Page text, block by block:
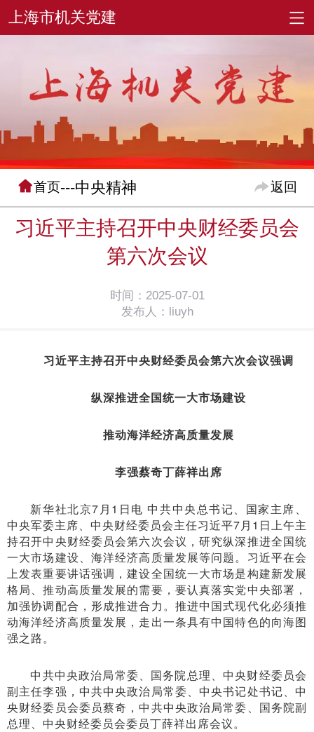
首页---中央精神 返回
习近平主持召开中央财经委员会
第六次会议
时间：2025-07-01
发布人：liuyh
习近平主持召开中央财经委员会第六次会议强调
纵深推进全国统一大市场建设
推动海洋经济高质量发展
李强蔡奇丁薛祥出席
新华社北京7月1日电 中共中央总书记、国家主席、
中央军委主席、中央财经委员会主任习近平7月1日上午主
持召开中央财经委员会第六次会议，研究纵深推进全国统
一大市场建设、海洋经济高质量发展等问题。习近平在会
上发表重要讲话强调，建设全国统一大市场是构建新发展
格局、推动高质量发展的需要，要认真落实党中央部署，
加强协调配合，形成推进合力。推进中国式现代化必须推
动海洋经济高质量发展，走出一条具有中国特色的向海图
强之路。
中共中央政治局常委、国务院总理、中央财经委员会
副主任李强，中共中央政治局常委、中央书记处书记、中
央财经委员会委员蔡奇，中共中央政治局常委、国务院副
总理、中央财经委员会委员丁薛祥出席会议。